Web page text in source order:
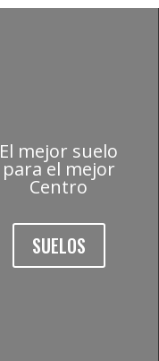
El mejor suelo
para el mejor
Centro
SUELOS